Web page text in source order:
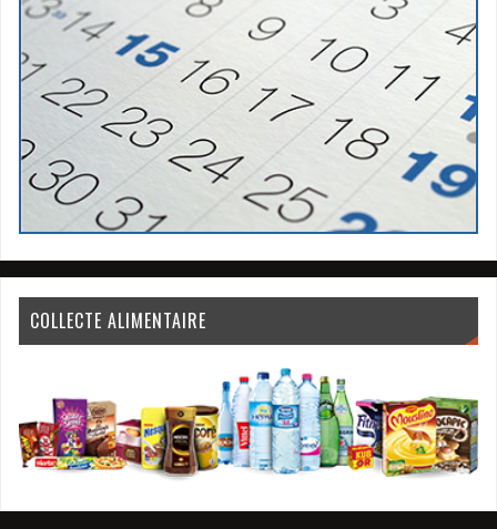
COLLECTE ALIMENTAIRE